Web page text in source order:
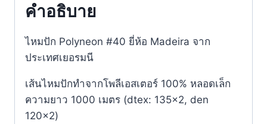
คำอธิบาย
ไหมปัก Polyneon #40 ยี่ห้อ Madeira จาก
ประเทศเยอรมนี​
เส้นไหมปักทำจากโพลีเอสเตอร์ 100% หลอดเล็ก
ความยาว 1000 เมตร (dtex: 135×2, den
120×2)